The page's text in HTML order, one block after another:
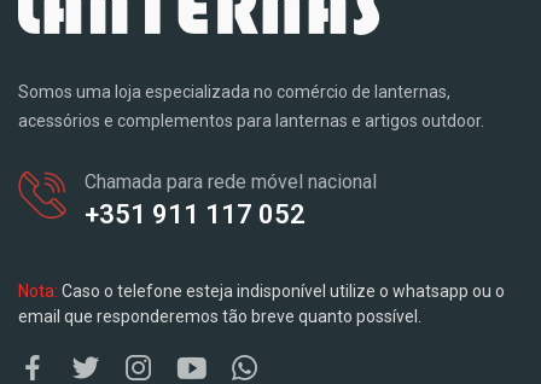
Somos uma loja especializada no comércio de lanternas,
acessórios e complementos para lanternas e artigos outdoor.
Chamada para rede móvel nacional
+351 911 117 052
Nota: Caso o telefone esteja indisponível utilize o whatsapp ou o
email que responderemos tão breve quanto possível.